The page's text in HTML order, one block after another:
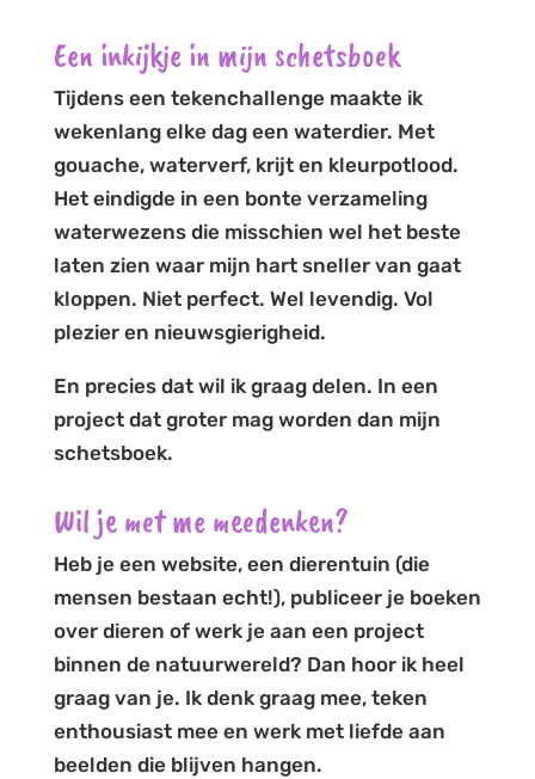
Een inkijkje in mijn schetsboek
Tijdens een tekenchallenge maakte ik
wekenlang elke dag een waterdier. Met
gouache, waterverf, krijt en kleurpotlood.
Het eindigde in een bonte verzameling
waterwezens die misschien wel het beste
laten zien waar mijn hart sneller van gaat
kloppen. Niet perfect. Wel levendig. Vol
plezier en nieuwsgierigheid.
En precies dat wil ik graag delen. In een
project dat groter mag worden dan mijn
schetsboek.
Wil je met me meedenken?
Heb je een website, een dierentuin (die
mensen bestaan echt!), publiceer je boeken
over dieren of werk je aan een project
binnen de natuurwereld? Dan hoor ik heel
graag van je. Ik denk graag mee, teken
enthousiast mee en werk met liefde aan
beelden die blijven hangen.